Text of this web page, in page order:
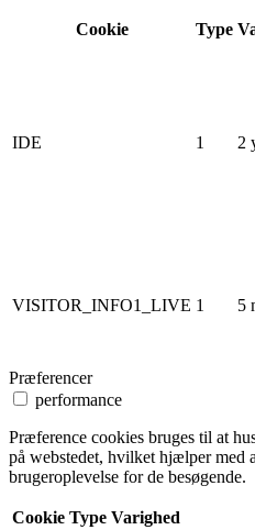
Cookie Type
IDE 1 2
VISITOR_INFO1_LIVE 1 5
Præferencer
performance
Præference cookies bruges til at
på webstedet, hvilket hjælper med
brugeroplevelse for de besøgende.
Cookie Type Varighed